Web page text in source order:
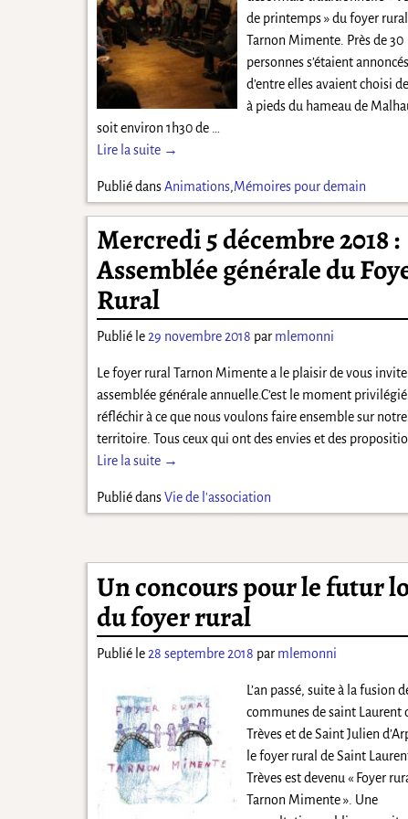
de printemps » du foyer rural
Tarnon Mimente. Près de 30
personnes s’étaient
d’entre elles avaient choisi
à pieds du hameau de
soit environ 1h30 de
Lire la suite →
Publié dansAnimations,Mémoires pour demain
Mercredi 5 décembre 2018 :
Assemblée générale du
Rural
Publié le 29 novembre 2018 par mlemonni
Le foyer rural Tarnon Mimente a le plaisir de vous
assemblée générale annuelle.C’est le moment
réfléchir à ce que nous voulons faire ensemble sur notre
territoire. Tous ceux qui ont des envies et des
Lire la suite →
Publié dansVie de l'association
Un concours pour le futur
du foyer rural
Publié le 28 septembre 2018 par mlemonni
L’an passé, suite à la fusion
communes de saint Laurent
Trèves et de Saint Julien
le foyer rural de Saint
Trèves est devenu « Foyer
Tarnon Mimente ». Une